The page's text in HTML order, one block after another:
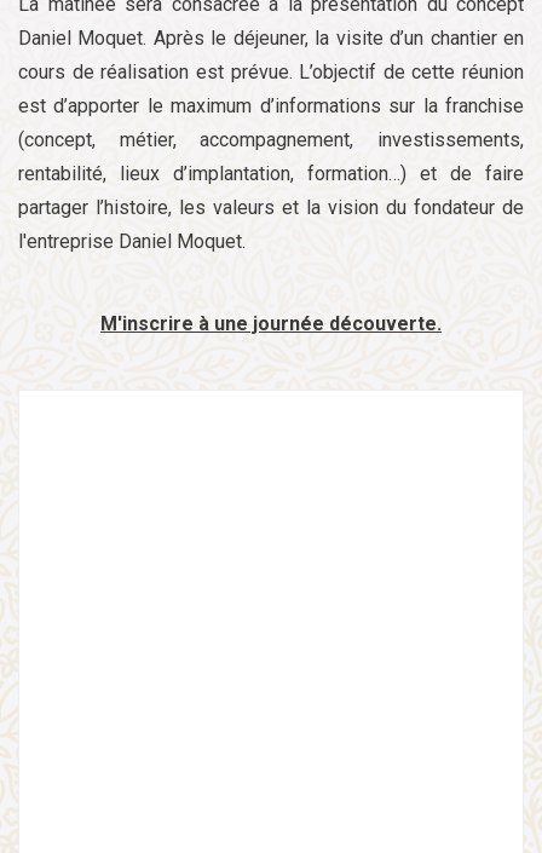
Daniel Moquet. Après le déjeuner, la visite d’un chantier en
cours de réalisation est prévue. L’objectif de cette réunion
est d’apporter le maximum d’informations sur la franchise
(concept, métier, accompagnement, investissements,
rentabilité, lieux d’implantation, formation…) et de faire
partager l’histoire, les valeurs et la vision du fondateur de
l'entreprise Daniel Moquet.
M'inscrire à une journée découverte.